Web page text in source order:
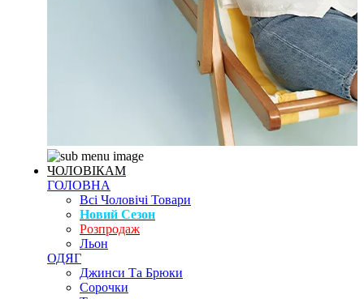
ЧОЛОВІКАМ
ГОЛОВНА
Всі Чоловічі Товари
Новий Сезон
Розпродаж
Льон
ОДЯГ
Джинси Та Брюки
Сорочки